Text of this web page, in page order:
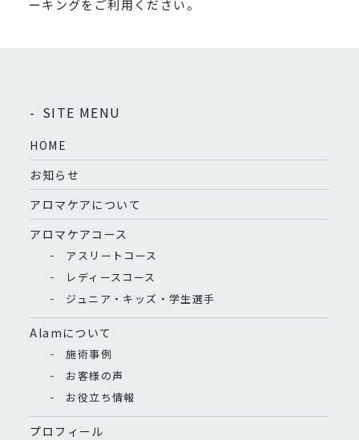
ーキングをご利用ください。
SITE MENU
HOME
お知らせ
アロマケアについて
アロマケアコース
アスリートコース
レディースコース
ジュニア・キッズ・学生選手
Alamについて
施術事例
お客様の声
お役立ち情報
プロフィール